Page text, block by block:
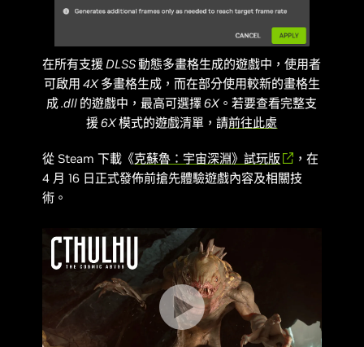
在所有支援 DLSS 動態多畫格生成的遊戲中，使用者
可啟用 4X 多畫格生成，而在部分使用較新的畫格生
成 .dll 的遊戲中，最高可選擇 6X。若要查看完整支
援 6X 模式的遊戲清單，請前往此處
從 Steam 下載《克蘇魯：宇宙深淵》試玩版
，在
4 月 16 日正式發佈前搶先體驗遊戲內容及相關技
術。